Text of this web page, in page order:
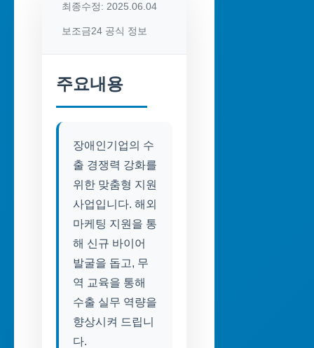
최종수정: 2025.06.04
보조금24 공식 정보
주요내용
장애인기업의 수
출 경쟁력 강화를
위한 맞춤형 지원
사업입니다. 해외
마케팅 지원을 통
해 신규 바이어
발굴을 돕고, 무
역 교육을 통해
수출 실무 역량을
향상시켜 드립니
다.